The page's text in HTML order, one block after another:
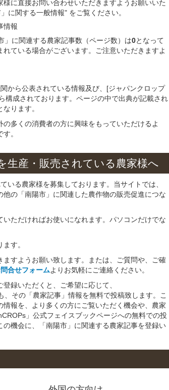
に直接お問い合わせいただきますようお願いいた
に関する一般情報" をご覧ください。
情報
に関連する農家記事数（ページ数）は0となって
ている場合がございます。ご注意いただきますよ
から公表されている情報及び、[ジャパンクロップ
構成されております。ページの中で出典が記載され
ります。
多くの消費者の方に興味をもっていただけるよ
。
生産・販売されている 農家様へ
いる農家様を募集しております。当サイトでは、
の「南陽市」に関連した農作物の販売促進につな
ただければお使いになれます。パソコンだけでな
す。
すようお願い致します。または、ご質問や、ご確
合せフォームよりお気軽にご連絡ください。
録いただくと、ご希望に応じて、
その「農家記事」情報を無料で投稿致します。こ
報を、より多くの方にご覧いただく機会や、農家
」公式フェイスブックページへの無料での投
機会に、「南陽市」に関連する農家記事を登録い